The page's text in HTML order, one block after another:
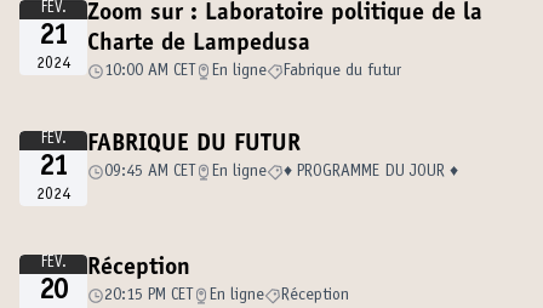
FÉV.
21
2024
Zoom sur : Laboratoire politique de la
Charte de Lampedusa
10:00 AM CET En ligne Fabrique du futur
FÉV.
21
2024
FABRIQUE DU FUTUR
09:45 AM CET En ligne ♦️ PROGRAMME DU JOUR ♦️
FÉV.
20
Réception
20:15 PM CET En ligne Réception